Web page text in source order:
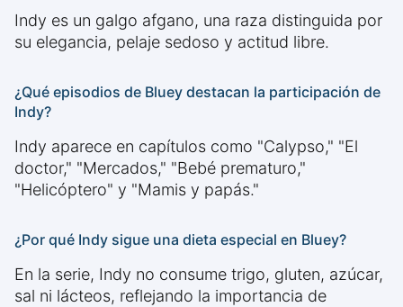
Indy es un galgo afgano, una raza distinguida por
su elegancia, pelaje sedoso y actitud libre.
¿Qué episodios de Bluey destacan la participación de
Indy?
Indy aparece en capítulos como "Calypso," "El
doctor," "Mercados," "Bebé prematuro,"
"Helicóptero" y "Mamis y papás."
¿Por qué Indy sigue una dieta especial en Bluey?
En la serie, Indy no consume trigo, gluten, azúcar,
sal ni lácteos, reflejando la importancia de